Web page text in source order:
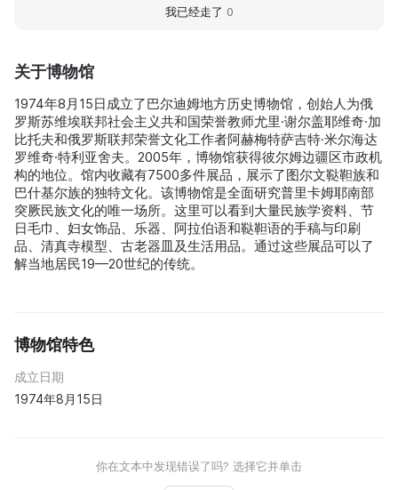
关于博物馆
1974年8月15日成立了巴尔迪姆地方历史博物馆，创始人为俄
罗斯苏维埃联邦社会主义共和国荣誉教师尤里·谢尔盖耶维奇·加
比托夫和俄罗斯联邦荣誉文化工作者阿赫梅特萨吉特·米尔海达
罗维奇·特利亚舍夫。2005年，博物馆获得彼尔姆边疆区市政机
构的地位。馆内收藏有7500多件展品，展示了图尔文鞑靼族和
巴什基尔族的独特文化。该博物馆是全面研究普里卡姆耶南部
突厥民族文化的唯一场所。这里可以看到大量民族学资料、节
日毛巾、妇女饰品、乐器、阿拉伯语和鞑靼语的手稿与印刷
品、清真寺模型、古老器皿及生活用品。通过这些展品可以了
解当地居民19—20世纪的传统。
博物馆特色
成立日期
1974年8月15日
你在文本中发现错误了吗? 选择它并单击
我已经走了 0